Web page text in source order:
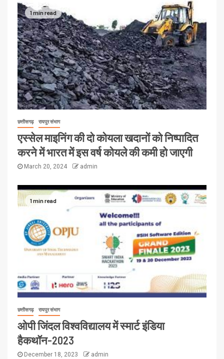
1 min read
छत्तीसगढ़ रायपुर संभाग
एस्सेल माइनिंग की दो कोयला खदानों को निष्पादित
करने में भारत में इस वर्ष कोयले की कमी हो जाएगी
March 20, 2024 admin
1 min read
छत्तीसगढ़ रायपुर संभाग
ओपी जिंदल विश्वविद्यालय में स्मार्ट इंडिया
हैकथॉन-2023
December 18, 2023 admin